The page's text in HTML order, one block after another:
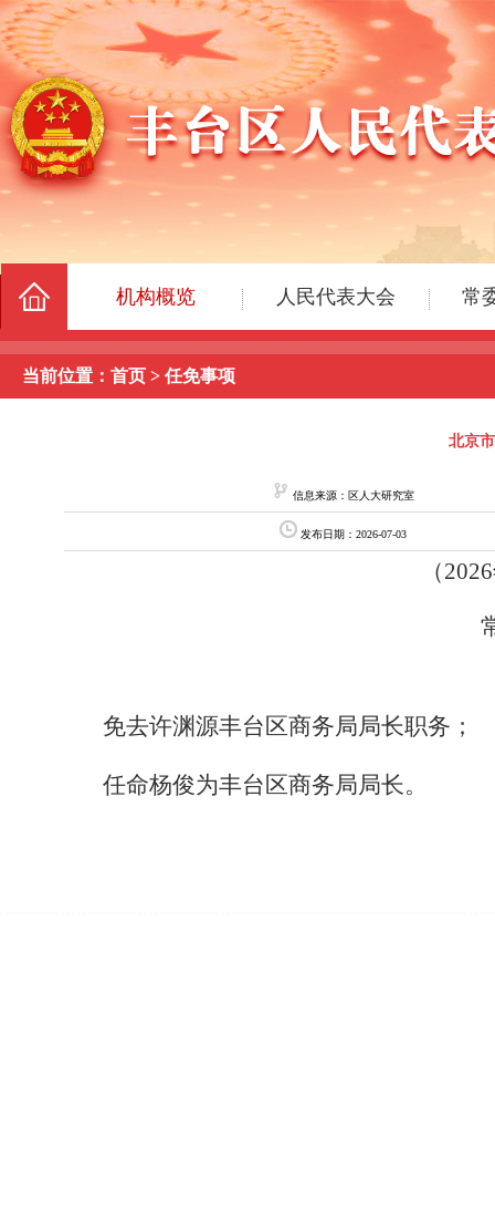
当前位置： 首页 > 任免事项
北京
信息来源：区人大研究室
发布日期：2026-07-03
（2026
免去许渊源丰台区商务局局长职务；
任命杨俊为丰台区商务局局长。